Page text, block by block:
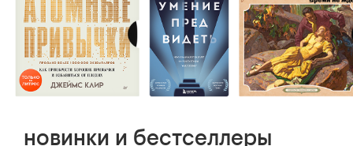
новинки и бестселлеры